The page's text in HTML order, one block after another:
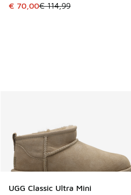
Dit artikel is in de uitverkoop.
€ 70,00€ 114,99
UGG Classic Ultra Mini